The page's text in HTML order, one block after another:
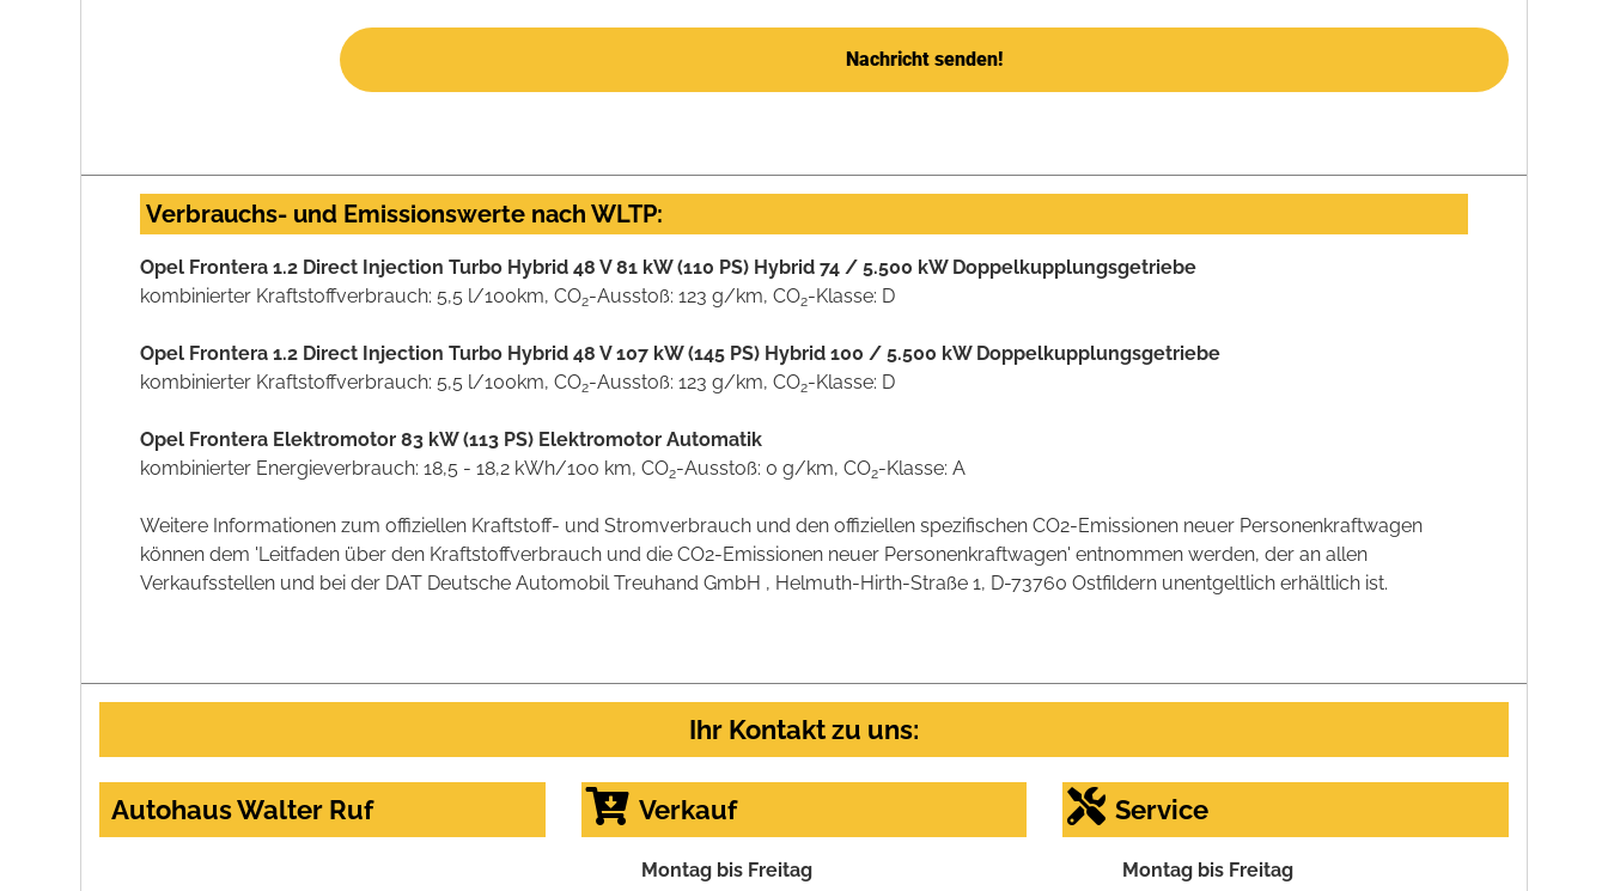
Nachricht senden!
Verbrauchs- und Emissionswerte nach WLTP:
Opel Frontera 1.2 Direct Injection Turbo Hybrid 48 V 81 kW (110 PS) Hybrid 74 / 5.500 kW Doppelkupplungsgetriebe
kombinierter Kraftstoffverbrauch: 5,5 l/100km, CO2-Ausstoß: 123 g/km, CO2-Klasse: D
Opel Frontera 1.2 Direct Injection Turbo Hybrid 48 V 107 kW (145 PS) Hybrid 100 / 5.500 kW Doppelkupplungsgetriebe
kombinierter Kraftstoffverbrauch: 5,5 l/100km, CO2-Ausstoß: 123 g/km, CO2-Klasse: D
Opel Frontera Elektromotor 83 kW (113 PS) Elektromotor Automatik
kombinierter Energieverbrauch: 18,5 - 18,2 kWh/100 km, CO2-Ausstoß: 0 g/km, CO2-Klasse: A
Weitere Informationen zum offiziellen Kraftstoff- und Stromverbrauch und den offiziellen spezifischen CO2-Emissionen neuer Personenkraftwagen
können dem 'Leitfaden über den Kraftstoffverbrauch und die CO2-Emissionen neuer Personenkraftwagen' entnommen werden, der an allen
Verkaufsstellen und bei der DAT Deutsche Automobil Treuhand GmbH , Helmuth-Hirth-Straße 1, D-73760 Ostfildern unentgeltlich erhältlich ist.
Ihr Kontakt zu uns:
Autohaus Walter Ruf Verkauf
Montag bis Freitag
Service
Montag bis Freitag